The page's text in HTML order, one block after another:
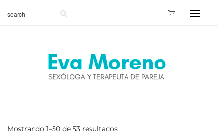
Mostrando 1–50 de 53 resultados